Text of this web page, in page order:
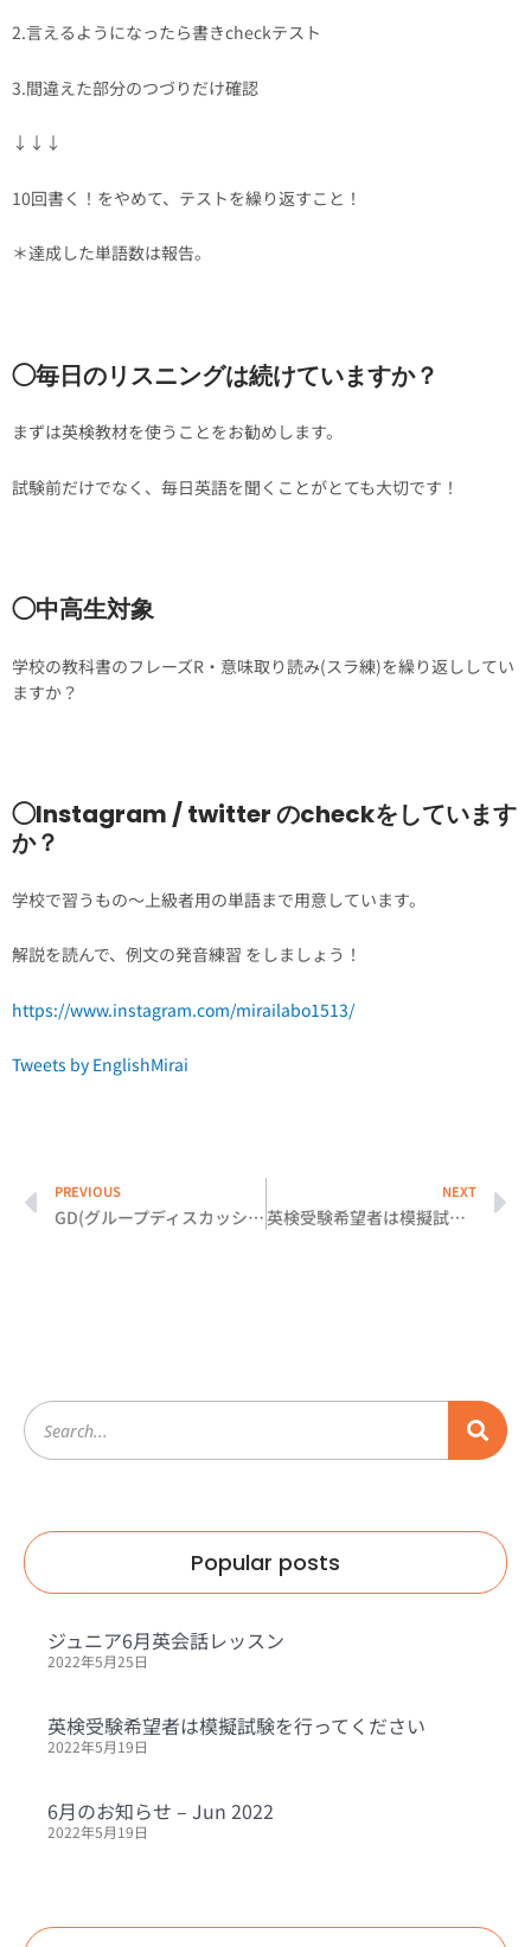
2.言えるようになったら書きcheckテスト
3.間違えた部分のつづりだけ確認
↓↓↓
10回書く！をやめて、テストを繰り返すこと！
＊達成した単語数は報告。
◯毎日のリスニングは続けていますか？
まずは英検教材を使うことをお勧めします。
試験前だけでなく、毎日英語を聞くことがとても大切です！
◯中高生対象
学校の教科書のフレーズR・意味取り読み(スラ練)を繰り返ししてい
ますか？
◯Instagram / twitter のcheckをしています
か？
学校で習うもの〜上級者用の単語まで用意しています。
解説を読んで、例文の発音練習 をしましょう！
https://www.instagram.com/mirailabo1513/
Tweets by EnglishMirai
PREVIOUS
GD(グループディスカッション)レッスン
NEXT
英検受験希望者は模擬試験を行ってください
Popular posts
ジュニア6月英会話レッスン
2022年5月25日
英検受験希望者は模擬試験を行ってください
2022年5月19日
6月のお知らせ – Jun 2022
2022年5月19日